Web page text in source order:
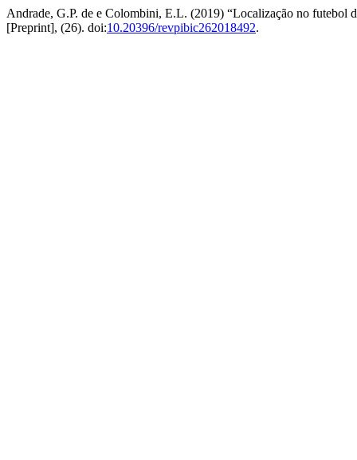
Andrade, G.P. de e Colombini, E.L. (2019) “Localização no futebol
[Preprint], (26). doi:10.20396/revpibic262018492.